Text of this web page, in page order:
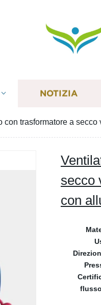
NOTIZIA
con trasformatore a
secco
con